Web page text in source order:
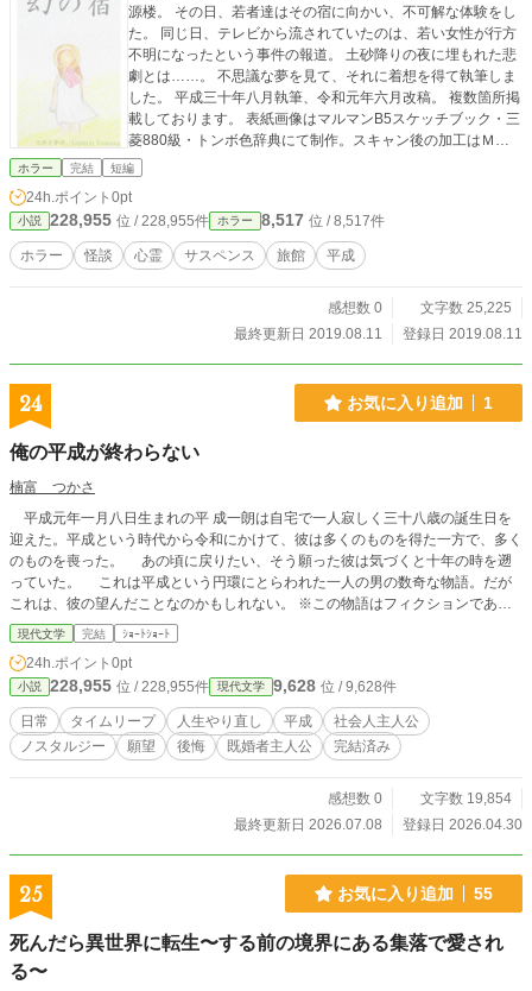
源楼。 その日、若者達はその宿に向かい、不可解な体験をし
た。 同じ日、テレビから流されていたのは、若い女性が行方
不明になったという事件の報道。 土砂降りの夜に埋もれた悲
劇とは……。 不思議な夢を見て、それに着想を得て執筆しま
した。 平成三十年八月執筆、令和元年六月改稿。 複数箇所掲
載しております。 表紙画像はマルマンB5スケッチブック・三
菱880級・トンボ色辞典にて制作。スキャン後の加工はＭＳ
ペイントとファイアアルパカ使用。書体はHG正楷書体PRO。
ホラー 完結 短編
24h.ポイント 0pt
小説 228,955 位 / 228,955件 ホラー 8,517 位 / 8,517件
ホラー 怪談 心霊 サスペンス 旅館 平成
感想数 0
文字数 25,225
最終更新日 2019.08.11
登録日 2019.08.11
24 お気に入り追加 1
俺の平成が終わらない
楠富 つかさ
平成元年一月八日生まれの平 成一朗は自宅で一人寂しく三十八歳の誕生日を
迎えた。平成という時代から令和にかけて、彼は多くのものを得た一方で、多く
のものを喪った。 あの頃に戻りたい、そう願った彼は気づくと十年の時を遡
っていた。 これは平成という円環にとらわれた一人の男の数奇な物語。だが
これは、彼の望んだことなのかもしれない。 ※この物語はフィクションであり
実在の人物団体地名とは関係ないものとしてお楽しみください。
現代文学 完結 ｼｮｰﾄｼｮｰﾄ
24h.ポイント 0pt
小説 228,955 位 / 228,955件 現代文学 9,628 位 / 9,628件
日常 タイムリープ 人生やり直し 平成
社会人主人公
ノスタルジー
願望 後悔 既婚者主人公 完結済み
感想数 0
文字数 19,854
最終更新日 2026.07.08
登録日 2026.04.30
25 お気に入り追加 55
死んだら異世界に転生〜する前の境界にある集落で愛され
る〜